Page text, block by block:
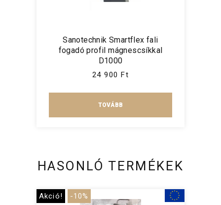
Sanotechnik Smartflex fali
fogadó profil mágnescsíkkal
D1000
24 900 Ft
TOVÁBB
HASONLÓ TERMÉKEK
Akció! -10%